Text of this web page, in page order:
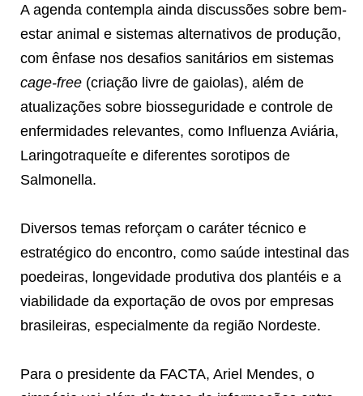
A agenda contempla ainda discussões sobre bem-
estar animal e sistemas alternativos de produção,
com ênfase nos desafios sanitários em sistemas
cage-free (criação livre de gaiolas), além de
atualizações sobre biosseguridade e controle de
enfermidades relevantes, como Influenza Aviária,
Laringotraqueíte e diferentes sorotipos de
Salmonella.
Diversos temas reforçam o caráter técnico e
estratégico do encontro, como saúde intestinal das
poedeiras, longevidade produtiva dos plantéis e a
viabilidade da exportação de ovos por empresas
brasileiras, especialmente da região Nordeste.
Para o presidente da FACTA, Ariel Mendes, o